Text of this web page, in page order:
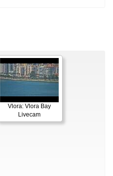
Vlora: Vlora Bay
Livecam